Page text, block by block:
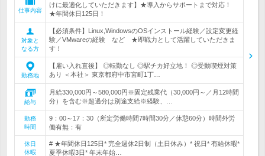
仕事内容
けに最適化していただきます】★導入からサポートまで対応！
★年間休日125日！
対象と
なる方
【必須条件】Linux,WindowsのOSインストール経験／設定変更経
験／VMwareの経験 など ★即戦力として活躍していただきま
す！
勤務地
【雇い入れ直後】 ◎転勤なし ◎駅チカ好立地！ ◎受動喫煙対策
あり ＜本社＞ 東京都府中市宮町1丁…
給与
月給330,000円～580,000円※固定残業代（30,000円～／月12時間
分）を含む※超過分は別途支給※経験、…
勤務
時間
9：00～17：30（所定労働時間7時間30分／休憩60分）時間外労
働有無：有
休日
休暇
# ★年間休日125日* 完全週休2日制（土日休み）* 祝日* 有給休暇*
夏季休暇3日* 年末年始…